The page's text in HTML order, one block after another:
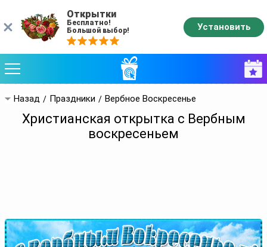
Назад Праздники Вербное Воскресенье
Христианская открытка с Вербным
воскресеньем
Открытки
Бесплатно!
Большой выбор!
Установить